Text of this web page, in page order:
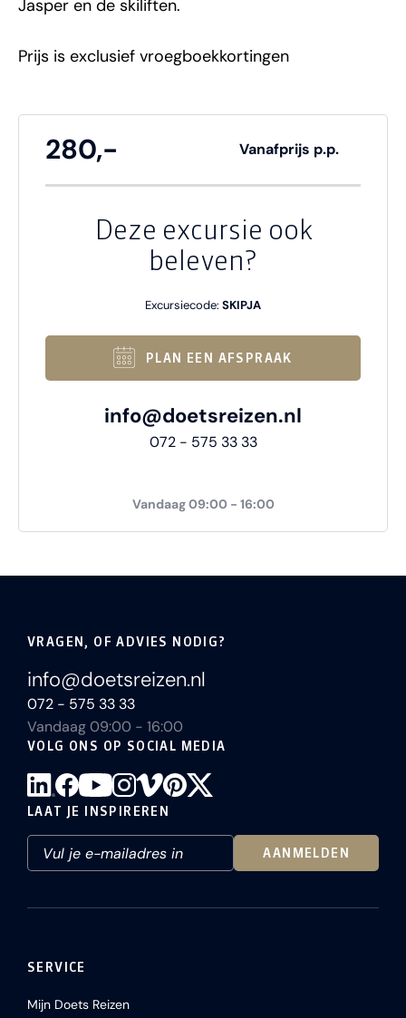
Jasper en de skiliften.
Prijs is exclusief vroegboekkortingen
280,- Vanafprijs p.p.
Deze excursie ook
beleven?
Excursiecode: SKIPJA
PLAN EEN AFSPRAAK
info@doetsreizen.nl
072 - 575 33 33
Vandaag 09:00 - 16:00
VRAGEN, OF ADVIES NODIG?
info@doetsreizen.nl
072 - 575 33 33
Vandaag 09:00 - 16:00
VOLG ONS OP SOCIAL MEDIA
LAAT JE INSPIREREN
AANMELDEN
SERVICE
Mijn Doets Reizen